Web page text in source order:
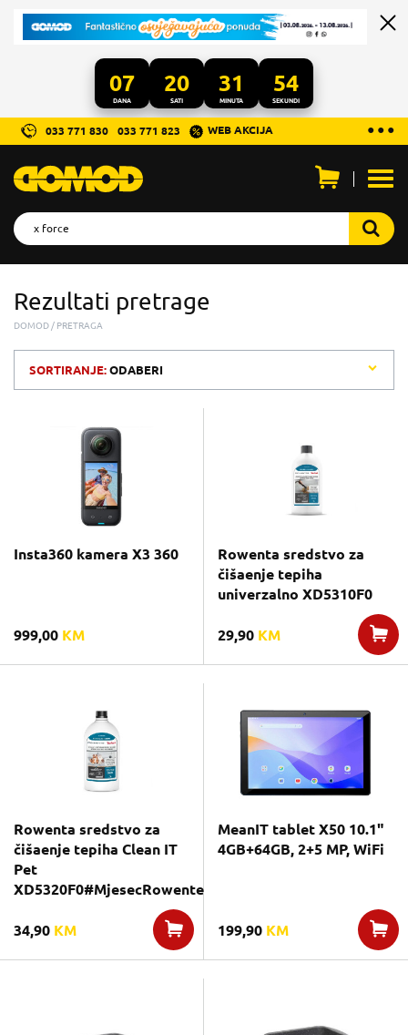
07
DANA
20
SATI
31
MINUTA
54
SEKUNDI
...
● ● ●
033 771 830 033 771 823 WEB AKCIJA
Rezultati pretrage
DOMOD PRETRAGA
SORTIRANJE:ODABERI
Insta360 kamera X3 360
999,00 KM
Rowenta sredstvo za
čišaenje tepiha
univerzalno XD5310F0
29,90 KM
Rowenta sredstvo za
čišaenje tepiha Clean IT
Pet
XD5320F0#MjesecRowente
34,90 KM
MeanIT tablet X50 10.1"
4GB+64GB, 2+5 MP, WiFi
199,90 KM